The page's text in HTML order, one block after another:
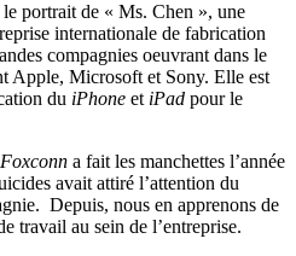
portrait de « Ms. Chen », une
internationale de fabrication
compagnies oeuvrant dans le
Apple, Microsoft et Sony. Elle est
du iPhone et iPad pour le
Foxconn a fait les manchettes l’année
avait attiré l’attention du
Depuis, nous en apprenons de
travail au sein de l’entreprise.